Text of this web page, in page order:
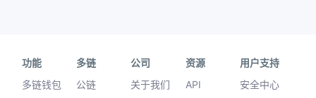
功能
多链钱包
多链
公链
公司
关于我们
资源
API
用户支持
安全中心